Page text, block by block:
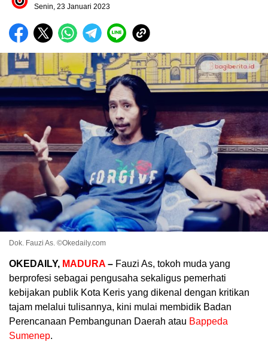
Senin, 23 Januari 2023
Dok. Fauzi As. ©Okedaily.com
OKEDAILY, MADURA – Fauzi As, tokoh muda yang
berprofesi sebagai pengusaha sekaligus pemerhati
kebijakan publik Kota Keris yang dikenal dengan kritikan
tajam melalui tulisannya, kini mulai membidik Badan
Perencanaan Pembangunan Daerah atau Bappeda
Sumenep.